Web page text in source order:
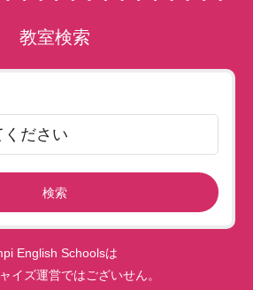
教室検索
検索
English Schoolsは
イズ運営ではございせん。